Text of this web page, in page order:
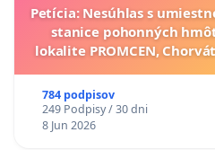
Petícia: Nesúhlas s
stanice pohonných
lokalite PROMCEN,
784 podpisov
249 Podpisy / 30 dni
8 Jun 2026